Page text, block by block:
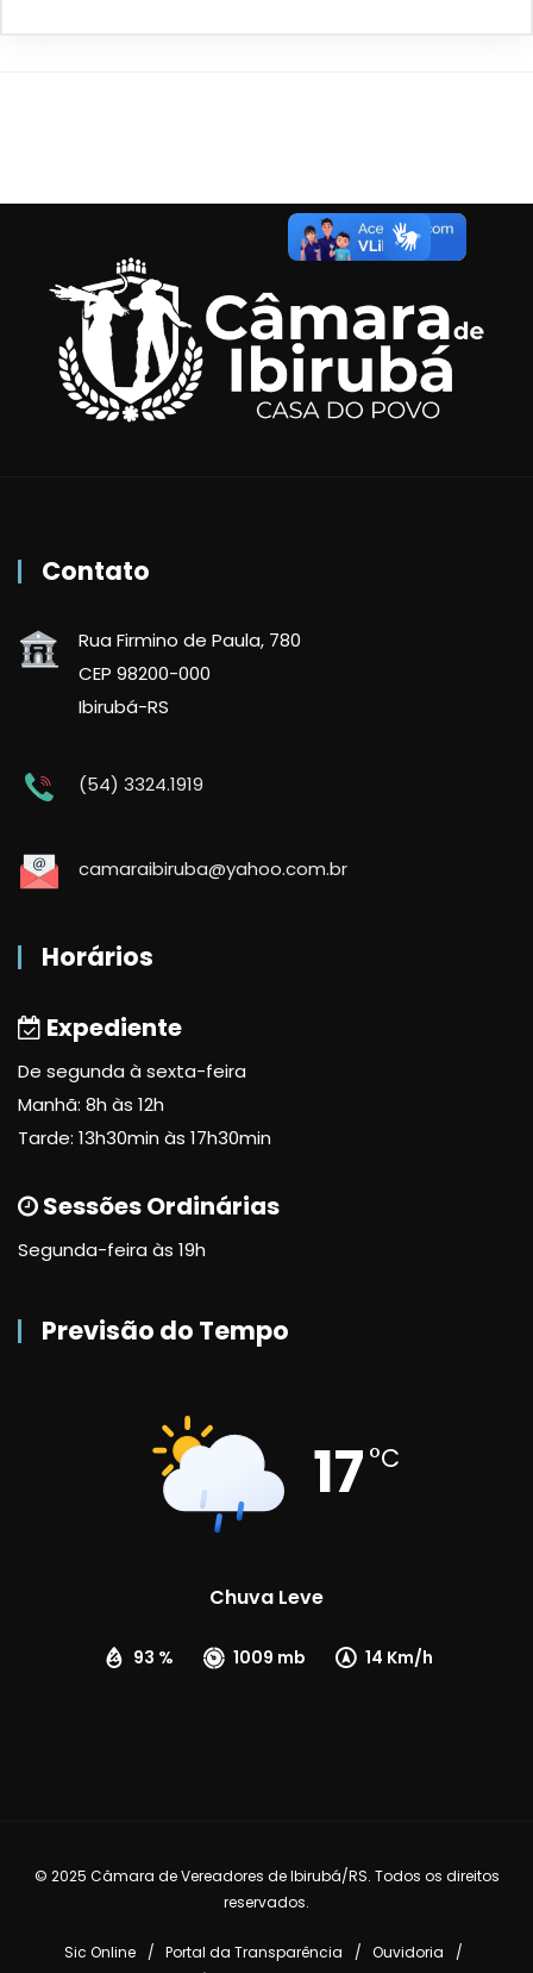
Contato
Rua Firmino de Paula, 780
CEP 98200-000
Ibirubá-RS
(54) 3324.1919
camaraibiruba@yahoo.com.br
Horários
Expediente
De segunda à sexta-feira
Manhã: 8h às 12h
Tarde: 13h30min às 17h30min
Sessões Ordinárias
Segunda-feira às 19h
Previsão do Tempo
17 °C
Chuva Leve
93 % 1009 mb 14 Km/h
© 2025 Câmara de Vereadores de Ibirubá/RS. Todos os direitos
reservados.
Sic Online Portal da Transparência
Ouvidoria